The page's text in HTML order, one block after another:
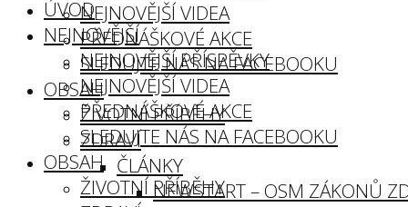
NEJNOVĚJŠÍ VIDEA
PŘEDNÁŠKOVÉ AKCE
SLEDUJTE NÁS NA FACEBOOKU
OBSAH
ŽIVOTNÍ PŘÍBĚHY
ZDRAVÍ
ČLÁNKY
NEWSTART – OSM ZÁKONŮ
ÚVOD
NEJNOVĚJŠÍ
NEJNOVĚJŠÍ PŘÍSPĚVKY
NEJNOVĚJŠÍ VIDEA
PŘEDNÁŠKOVÉ AKCE
SLEDUJTE NÁS NA FACEBOOKU
OBSAH
ŽIVOTNÍ PŘÍBĚHY